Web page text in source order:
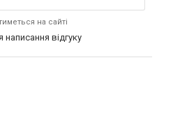
на сайті
написання відгуку